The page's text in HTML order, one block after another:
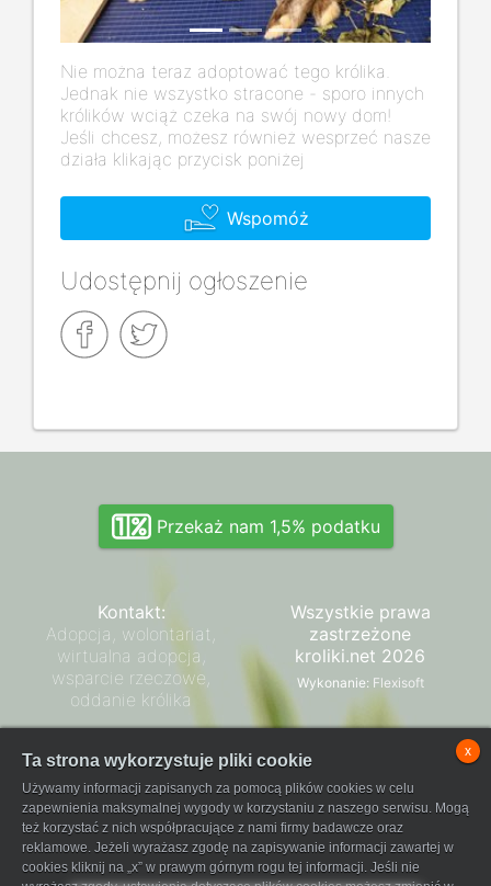
Nie można teraz adoptować tego królika.
Jednak nie wszystko stracone - sporo innych
królików wciąż czeka na swój nowy dom!
Jeśli chcesz, możesz również wesprzeć nasze
działa klikając przycisk poniżej
Wspomóż
Udostępnij ogłoszenie
Przekaż nam 1,5% podatku
Kontakt:
Adopcja, wolontariat,
wirtualna adopcja,
wsparcie rzeczowe,
oddanie królika
Regulamin płatności
FaniPay
Wszystkie prawa
zastrzeżone
kroliki.net 2026
Wykonanie: Flexisoft
Ta strona wykorzystuje pliki cookie
Używamy informacji zapisanych za pomocą plików cookies w celu
zapewnienia maksymalnej wygody w korzystaniu z naszego serwisu. Mogą
też korzystać z nich współpracujące z nami firmy badawcze oraz
reklamowe. Jeżeli wyrażasz zgodę na zapisywanie informacji zawartej w
cookies kliknij na „x” w prawym górnym rogu tej informacji. Jeśli nie
x